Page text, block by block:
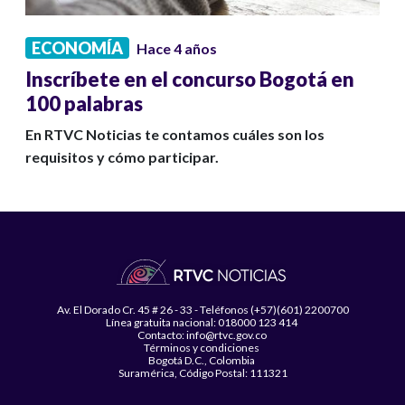
ECONOMÍA Hace 4 años
Inscríbete en el concurso Bogotá en
100 palabras
En RTVC Noticias te contamos cuáles son los
requisitos y cómo participar.
Av. El Dorado Cr. 45 # 26 - 33 - Teléfonos (+57)(601) 2200700
Línea gratuita nacional: 018000 123 414
Contacto: info@rtvc.gov.co
Términos y condiciones
Bogotá D.C., Colombia
Suramérica, Código Postal: 111321